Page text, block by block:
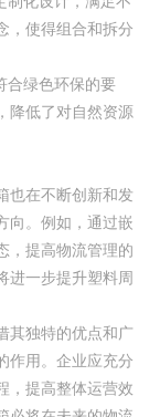
，使得组合和拆分
合绿色环保的要
降低了对自然资源
也在不断创新和发
向。例如，通过嵌
，提高物流管理的
进一步提升塑料周
其独特的优点和广
作用。企业应充分
，提高整体运营效